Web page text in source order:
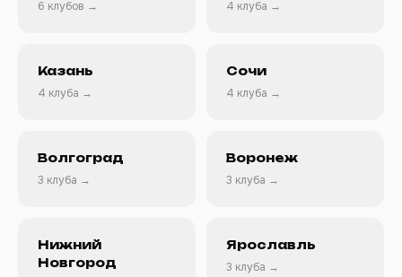
6 клубов →
4 клуба →
Казань
4 клуба →
Сочи
4 клуба →
Волгоград
3 клуба →
Воронеж
3 клуба →
Нижний
Новгород
Ярославль
3 клуба →